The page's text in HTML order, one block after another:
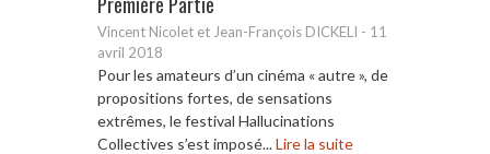
Vincent Nicolet et Jean-François DICKELI - 11
avril 2018
Pour les amateurs d’un cinéma « autre », de
propositions fortes, de sensations
extrêmes, le festival Hallucinations
Collectives s’est imposé...Lire la suite